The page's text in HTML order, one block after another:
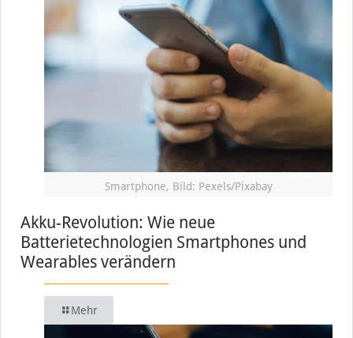
Smartphone, Bild: Pexels/Pixabay
Akku-Revolution: Wie neue
Batterietechnologien Smartphones und
Wearables verändern
Mehr